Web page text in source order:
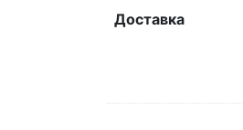
Доставка